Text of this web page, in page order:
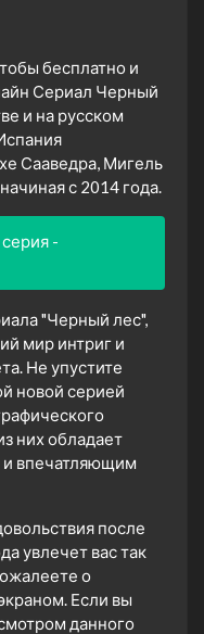
бесплатно и
Сериал Черный
и на русском
Сааведра, Мигель
с 2014 года.
-
"Черный лес",
мир интриг и
Не упустите
новой серией
них обладает
и впечатляющим
после
увлечет вас так
о
Если вы
данного